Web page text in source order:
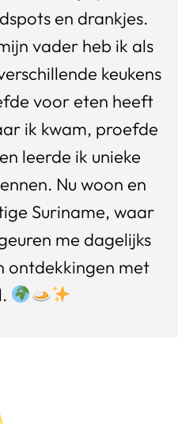
en drankjes.
vader heb ik als
keukens
voor eten heeft
ik kwam, proefde
leerde ik unieke
Nu woon en
Suriname, waar
me dagelijks
ontdekkingen met